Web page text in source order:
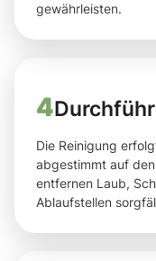
gewährleisten.
4
Die Reinigung
abgestimmt auf
entfernen Laub,
Ablaufstellen